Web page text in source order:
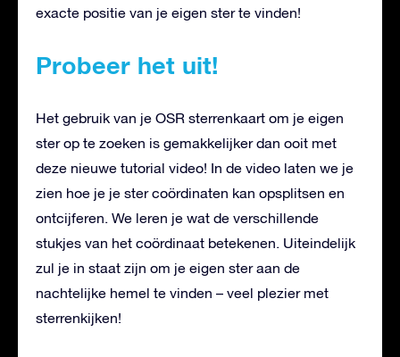
exacte positie van je eigen ster te vinden!
Probeer het uit!
Het gebruik van je OSR sterrenkaart om je eigen
ster op te zoeken is gemakkelijker dan ooit met
deze nieuwe tutorial video! In de video laten we je
zien hoe je je ster coördinaten kan opsplitsen en
ontcijferen. We leren je wat de verschillende
stukjes van het coördinaat betekenen. Uiteindelijk
zul je in staat zijn om je eigen ster aan de
nachtelijke hemel te vinden – veel plezier met
sterrenkijken!